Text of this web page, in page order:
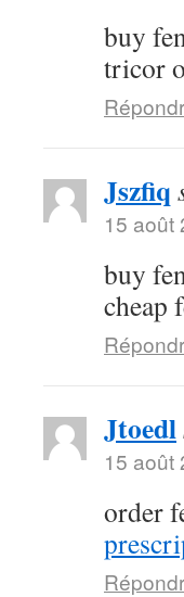
buy
tricor
Jszfiq
15 août
buy
cheap
Jtoedl
15 août
order